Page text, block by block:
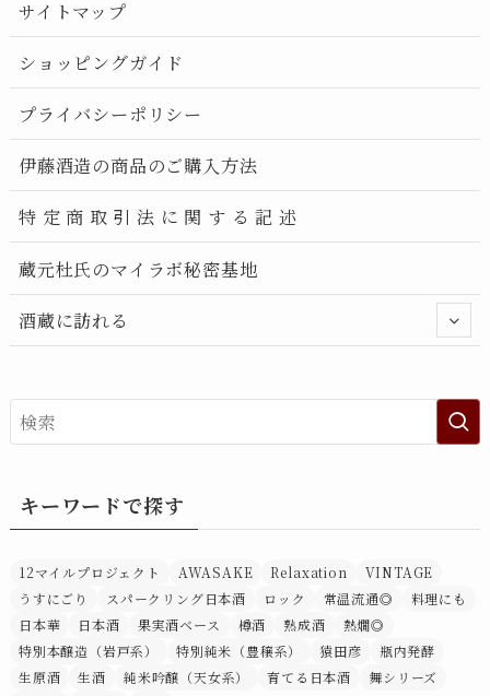
サイトマップ
ショッピングガイド
プライバシーポリシー
伊藤酒造の商品のご購入方法
特 定 商 取 引 法 に 関 す る 記 述
蔵元杜氏のマイラボ秘密基地
酒蔵に訪れる
キーワードで探す
12マイルプロジェクト AWASAKE Relaxation
VINTAGE
うすにごり
スパークリング日本酒 ロック 常温流通◎
料理にも
日本華
日本酒 果実酒ベース 樽酒 熟成酒
熱燗◎
特別本醸造（岩戸系）
特別純米（豊穣系） 猿田彦
瓶内発酵
生原酒
生酒 純米吟醸（天女系） 育てる日本酒
舞シリーズ